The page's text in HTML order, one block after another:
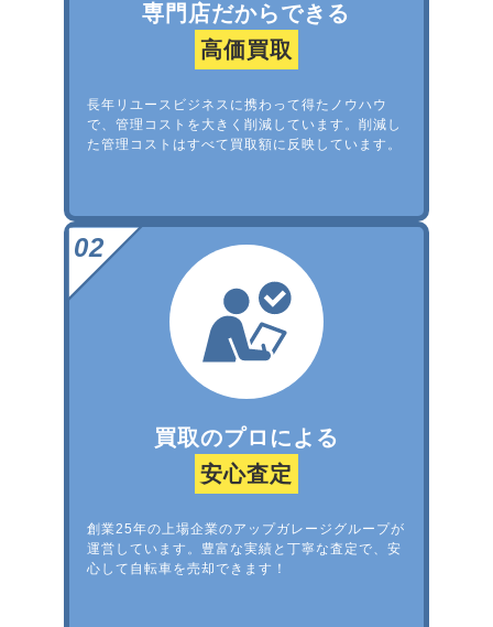
専門店だからできる
高価買取
長年リユースビジネスに携わって得たノウハウ
で、管理コストを大きく削減しています。削減し
た管理コストはすべて買取額に反映しています。
買取のプロによる
安心査定
創業25年の上場企業のアップガレージグループが
運営しています。豊富な実績と丁寧な査定で、安
心して自転車を売却できます！